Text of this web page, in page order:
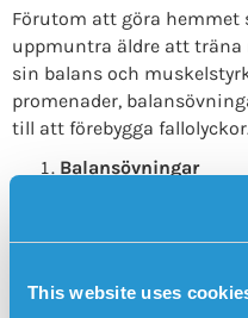
This website uses
Förutom att göra
uppmuntra äldre att
sin balans och
promenader,
till att förebygga
Balansövningar
Enkla övningar som
stärker balansen
också vara bra att
balans och